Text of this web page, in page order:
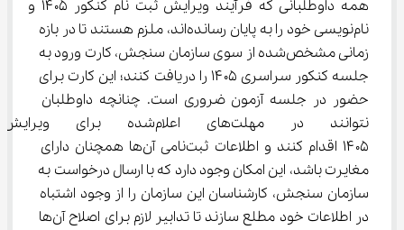
همه داوطلبانی که فرآیند ویرایش ثبت نام کنکور ۱۴۰۵ و
نام‌نویسی خود را به پایان رسانده‌اند، ملزم هستند تا در بازه
زمانی مشخص‌شده از سوی سازمان سنجش، کارت ورود به
جلسه کنکور سراسری ۱۴۰۵ را دریافت کنند؛ این کارت برای
حضور در جلسه آزمون ضروری است. چنانچه داوطلبان
نتوانند در مهلت‌های
۱۴۰۵ اقدام کنند و اطلاعات ثبت‌نامی آن‌ها همچنان دارای
مغایرت باشد، این امکان وجود دارد که با ارسال درخواست به
سازمان سنجش، کارشناسان این سازمان را از وجود اشتباه
در اطلاعات خود مطلع سازند تا تدابیر لازم برای اصلاح آن‌ها